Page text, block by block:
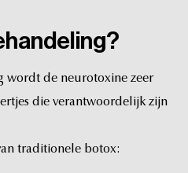
wordt de neurotoxine zeer
die verantwoordelijk zijn
traditionele botox: